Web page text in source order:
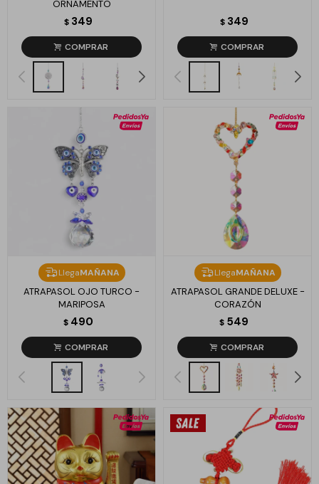
ORNAMENTO
$ 349 $ 349
LlegaMAÑANA
ATRAPASOL OJO TURCO -
MARIPOSA
$ 490
LlegaMAÑANA
ATRAPASOL GRANDE DELUXE -
CORAZÓN
$ 549